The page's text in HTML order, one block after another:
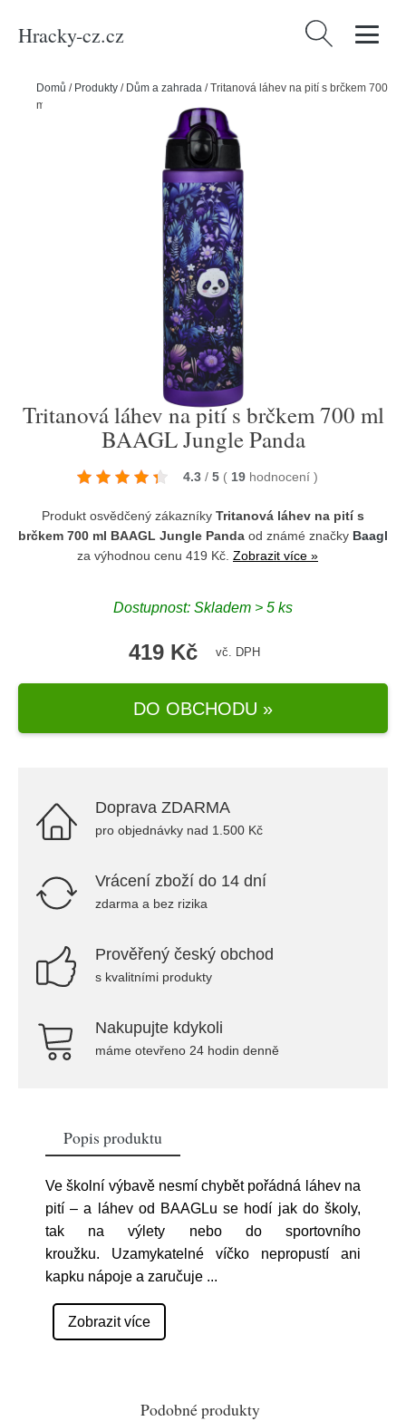
Hracky-cz.cz Vyhledávání
Domů / Produkty / Dům a zahrada /Tritanová láhev na pití s brčkem 700
ml BAAGL Jungle Panda
Tritanová láhev na pití s brčkem 700 ml
BAAGL Jungle Panda
4.3 / 5 ( 19 hodnocení )
Produkt osvědčený zákazníky Tritanová láhev na pití s
brčkem 700 ml BAAGL Jungle Panda od známé značky Baagl
za výhodnou cenu 419 Kč. Zobrazit více »
Dostupnost: Skladem > 5 ks
419 Kč vč. DPH
DO OBCHODU »
Doprava ZDARMA
pro objednávky nad 1.500 Kč
Vrácení zboží do 14 dní
zdarma a bez rizika
Prověřený český obchod
s kvalitními produkty
Nakupujte kdykoli
máme otevřeno 24 hodin denně
Popis produktu
Ve školní výbavě nesmí chybět pořádná láhev na
pití – a láhev od BAAGLu se hodí jak do školy,
tak na výlety nebo do sportovního
kroužku. Uzamykatelné víčko nepropustí ani
kapku nápoje a zaručuje ...
Zobrazit více
Podobné produkty